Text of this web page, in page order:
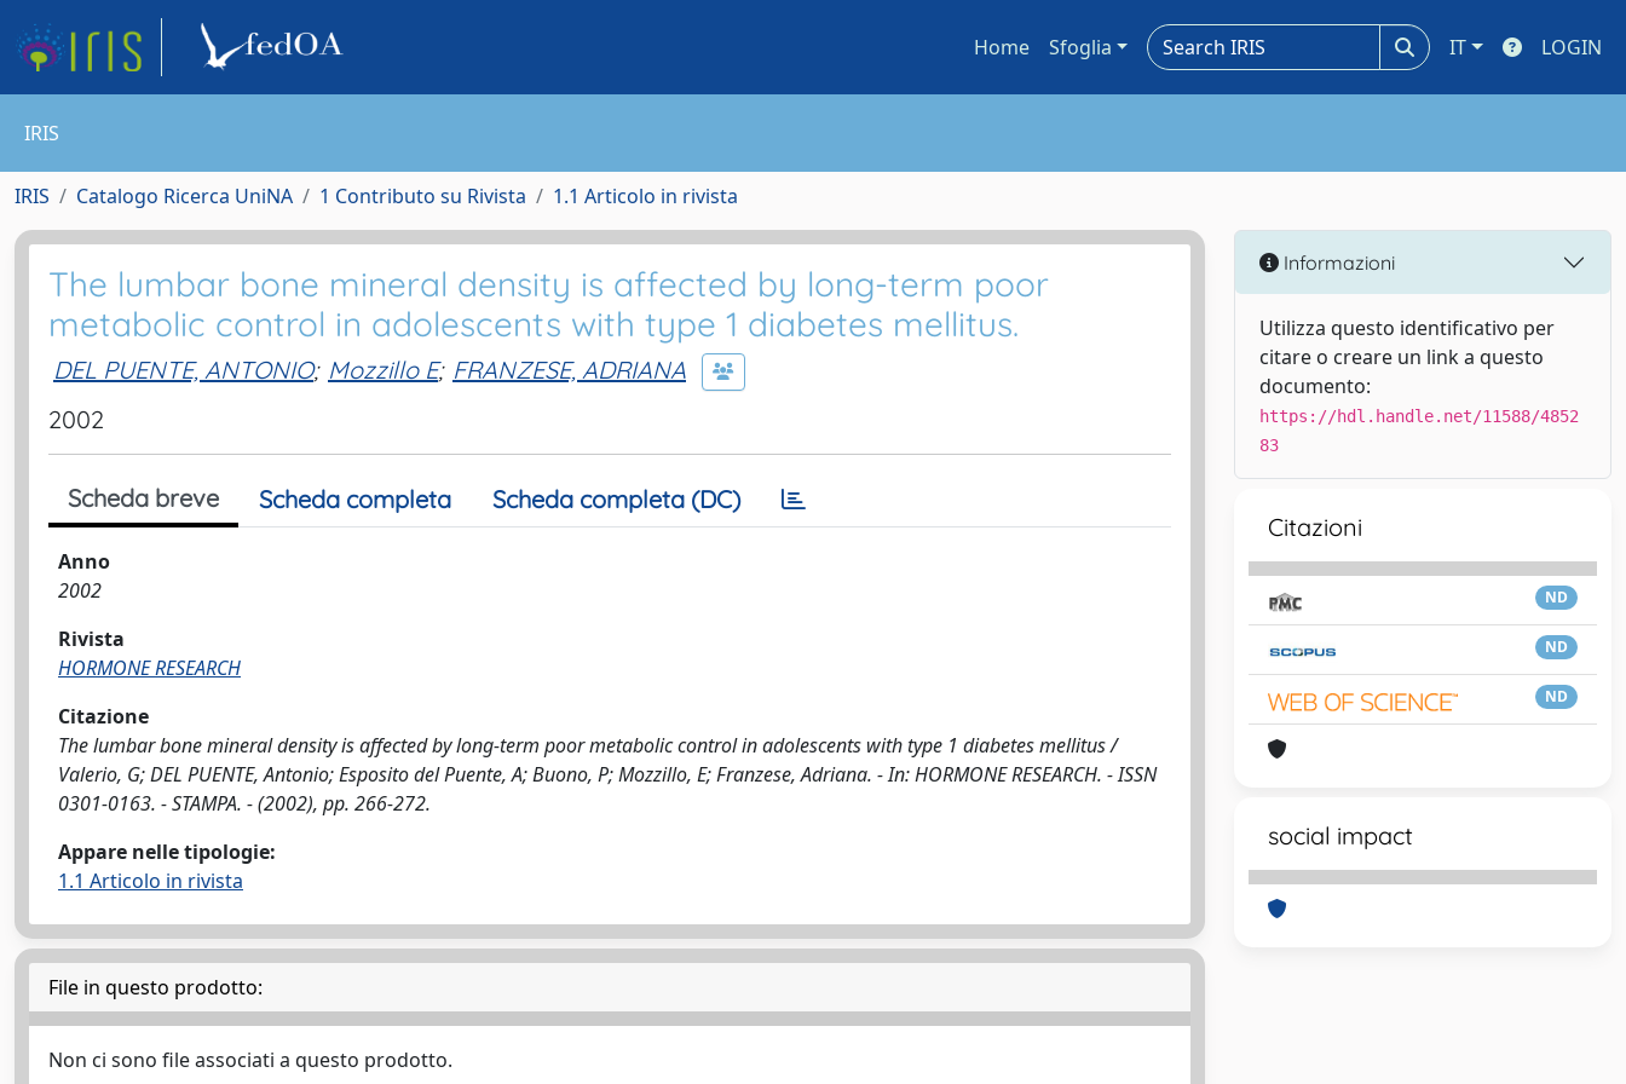
Home Sfoglia IT LOGIN
IRIS
IRIS Catalogo Ricerca UniNA 1 Contributo su Rivista 1.1 Articolo in rivista
The lumbar bone mineral density is affected by long-term poor
metabolic control in adolescents with type 1 diabetes mellitus.
DEL PUENTE, ANTONIO; Mozzillo E; FRANZESE, ADRIANA
2002
Scheda breve Scheda completa Scheda completa (DC)
Anno
2002
Rivista
HORMONE RESEARCH
Citazione
The lumbar bone mineral density is affected by long-term poor metabolic control in adolescents with type 1 diabetes mellitus /
Valerio, G; DEL PUENTE, Antonio; Esposito del Puente, A; Buono, P; Mozzillo, E; Franzese, Adriana. - In: HORMONE RESEARCH. - ISSN
0301-0163. - STAMPA. - (2002), pp. 266-272.
Appare nelle tipologie:
1.1 Articolo in rivista
File in questo prodotto:
Non ci sono file associati a questo prodotto.
Informazioni
Utilizza questo identificativo per
citare o creare un link a questo
documento:
https://hdl.handle.net/11588/4852
83
Citazioni
ND
ND
ND
social impact